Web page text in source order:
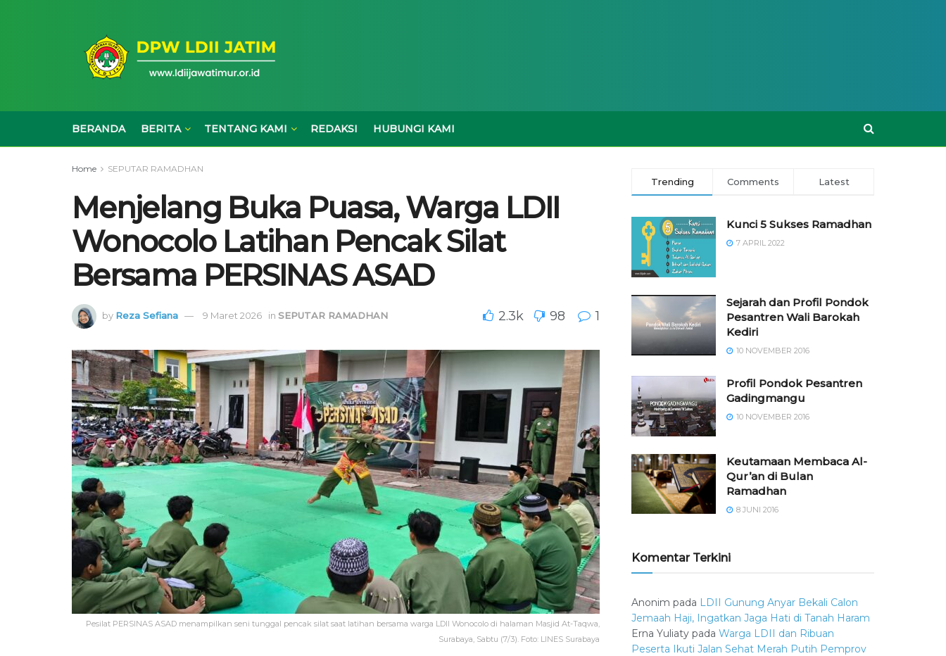
BERANDA BERITA TENTANG KAMI REDAKSI HUBUNGI KAMI
Home SEPUTAR RAMADHAN
Menjelang Buka Puasa, Warga LDII
Wonocolo Latihan Pencak Silat
Bersama PERSINAS ASAD
by Reza Sefiana 9 Maret 2026 in SEPUTAR RAMADHAN 2.3k 98 1
Pesilat PERSINAS ASAD menampilkan seni tunggal pencak silat saat latihan bersama warga LDII Wonocolo di halaman Masjid At-Taqwa,
Surabaya, Sabtu (7/3). Foto: LINES Surabaya
Trending Comments Latest
Kunci 5 Sukses Ramadhan
7 APRIL 2022
Sejarah dan Profil Pondok
Pesantren Wali Barokah
Kediri
10 NOVEMBER 2016
⁠⁠⁠Profil Pondok Pesantren
Gadingmangu
10 NOVEMBER 2016
Keutamaan Membaca Al-
Qur’an di Bulan
Ramadhan
8 JUNI 2016
Komentar Terkini
Anonim pada LDII Gunung Anyar Bekali Calon
Jemaah Haji, Ingatkan Jaga Hati di Tanah Haram
Erna Yuliaty pada Warga LDII dan Ribuan
Peserta Ikuti Jalan Sehat Merah Putih Pemprov